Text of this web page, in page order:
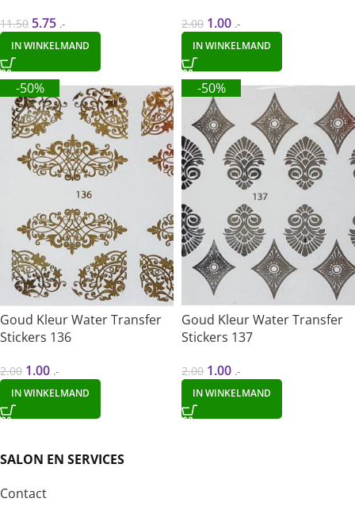
11.50 5.75 .-
IN WINKELMAND
2.00 1.00 .-
IN WINKELMAND
-50%
Goud Kleur Water Transfer
Stickers 136
2.00 1.00 .-
IN WINKELMAND
-50%
Goud Kleur Water Transfer
Stickers 137
2.00 1.00 .-
IN WINKELMAND
SALON EN SERVICES
Contact